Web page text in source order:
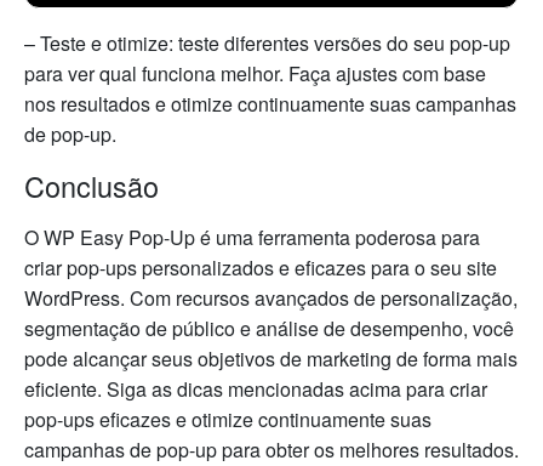
– Teste e otimize: teste diferentes versões do seu pop-up
para ver qual funciona melhor. Faça ajustes com base
nos resultados e otimize continuamente suas campanhas
de pop-up.
Conclusão
O WP Easy Pop-Up é uma ferramenta poderosa para
criar pop-ups personalizados e eficazes para o seu site
WordPress. Com recursos avançados de personalização,
segmentação de público e análise de desempenho, você
pode alcançar seus objetivos de marketing de forma mais
eficiente. Siga as dicas mencionadas acima para criar
pop-ups eficazes e otimize continuamente suas
campanhas de pop-up para obter os melhores resultados.